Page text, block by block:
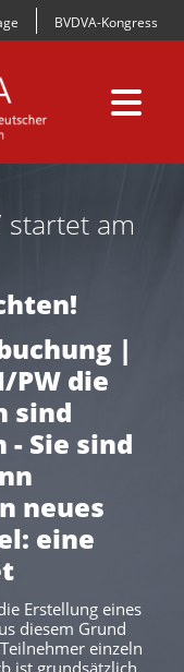
BVDVA-Kongress
startet am
|
PW die
sind
Sie sind
neues
eine
Erstellung eines
diesem Grund
einzeln